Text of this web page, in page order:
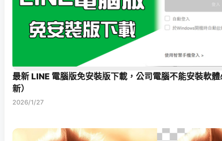
最新 LINE 電腦版免安裝版下載，公司電腦不能安裝軟
新）
2026/1/27